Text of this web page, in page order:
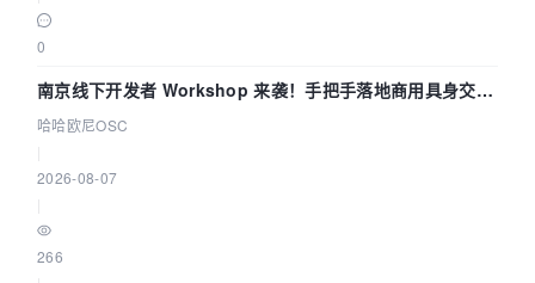
0
南京线下开发者 Workshop 来袭！手把手落地商用具身交互
智能 Agent 应用
哈哈欧尼OSC
2026-08-07
266